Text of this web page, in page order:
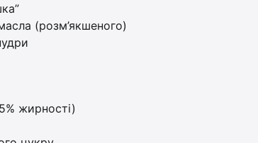
(розм’якшеного)
жирності)